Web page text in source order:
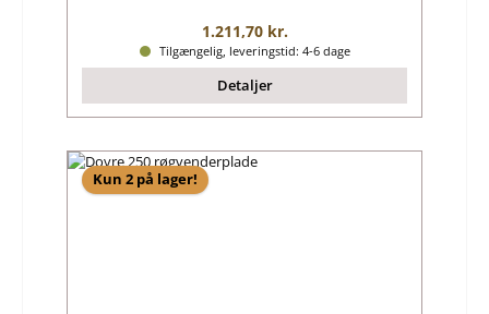
Almindelig pris:
1.211,70 kr.
Tilgængelig, leveringstid: 4-6 dage
Detaljer
Kun 2 på lager!